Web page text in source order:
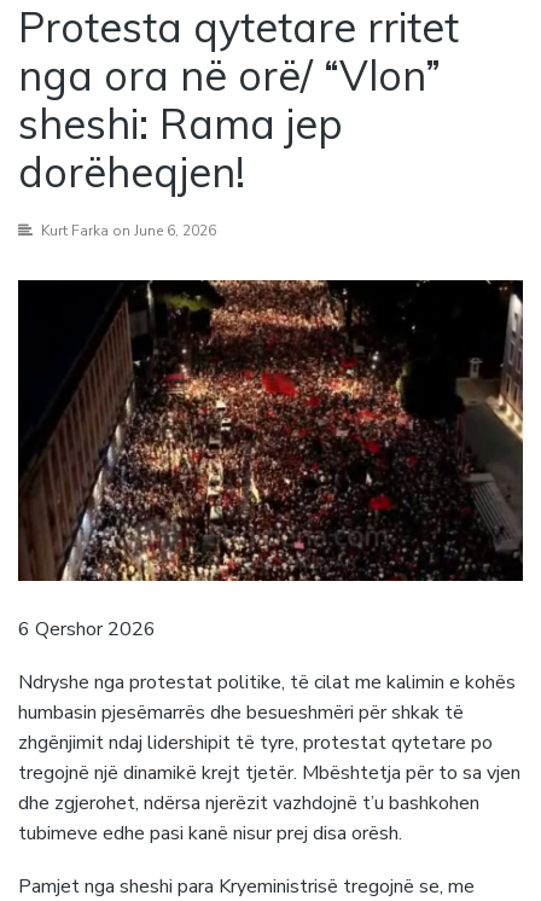
Protesta qytetare rritet
nga ora në orë/ “Vlon”
sheshi: Rama jep
dorëheqjen!
Kurt Farka on June 6, 2026
6 Qershor 2026
Ndryshe nga protestat politike, të cilat me kalimin e kohës
humbasin pjesëmarrës dhe besueshmëri për shkak të
zhgënjimit ndaj lidershipit të tyre, protestat qytetare po
tregojnë një dinamikë krejt tjetër. Mbështetja për to sa vjen
dhe zgjerohet, ndërsa njerëzit vazhdojnë t’u bashkohen
tubimeve edhe pasi kanë nisur prej disa orësh.
Pamjet nga sheshi para Kryeministrisë tregojnë se, me